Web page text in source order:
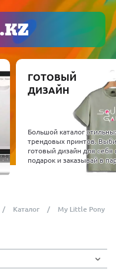
ГОТОВЫЙ
ДИЗАЙН
Большой каталог
трендовых принтов.
готовый дизайн для себя
подарок и заказывай в
Каталог My Little Pony